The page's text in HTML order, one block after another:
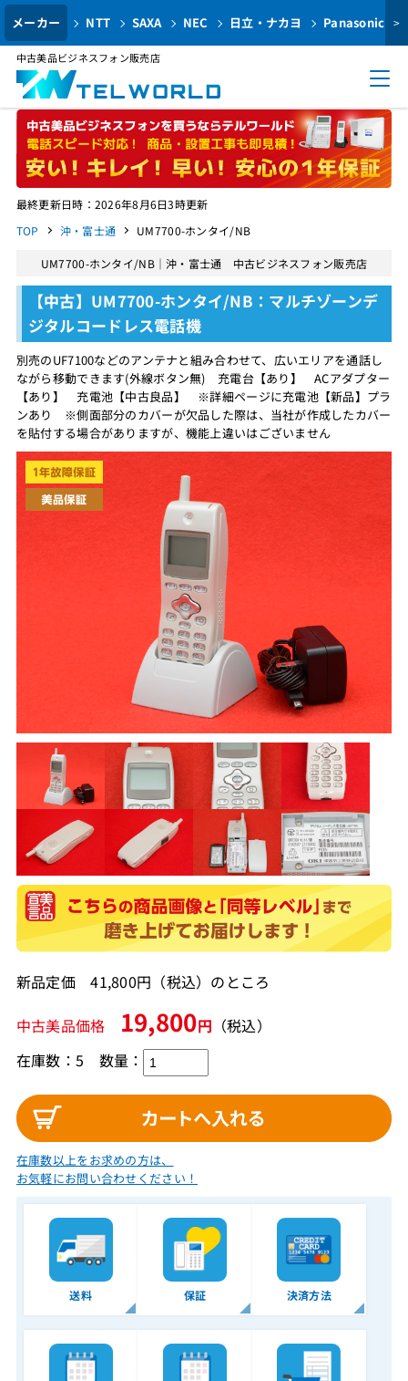
メーカー NTT SAXA NEC 日立・ナカヨ Panasonic >
中古美品ビジネスフォン販売店
最終更新日時：2026年8月6日3時更新
TOP
沖・富士通 UM7700-ホンタイ/NB
UM7700-ホンタイ/NB｜沖・富士通 中古ビジネスフォン販売店
【中古】UM7700-ホンタイ/NB：マルチゾーンデ
ジタルコードレス電話機
別売のUF7100などのアンテナと組み合わせて、広いエリアを通話し
ながら移動できます(外線ボタン無) 充電台【あり】 ACアダプター
【あり】 充電池【中古良品】 ※詳細ページに充電池【新品】プラ
ンあり ※側面部分のカバーが欠品した際は、当社が作成したカバー
を貼付する場合がありますが、機能上違いはございません
新品定価 41,800円（税込）のところ
中古美品価格 19,800円 （税込）
在庫数：5 数量：
在庫数以上をお求めの方は、
お気軽にお問い合わせください！
送料 保証 決済方法